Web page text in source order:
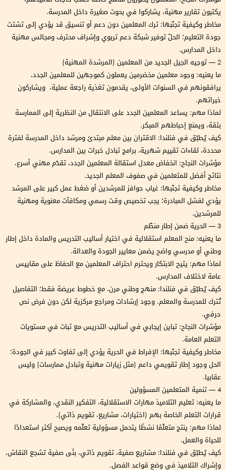
يكتبون تقارير مهنية، يشاركوا في بحوث صغيرة داخل المدرسة.
مخاطر وكيفية تجنّبها: ترك المعلمين دون دعم أو تنسيق قد يؤدي إلى تشتت
جودة التعليم؛ الحلّ توفير شبكة دعم تربوي وإشراف محترف ومجالس مهنية
داخل المدارس.
2 — توجيه الجيل الجديد من المعلمين (المرشدة المهنية)
ما يعنيه: وجود معلمين مخضرمين يعملون كموجهين للمعلمين الجدد،
يرافقونهم في السنوات الأولى، يقدمون تغذية راجعة عملية، ويشاركون
خبراتهم.
لماذا مهم: يساعد المعلمين الجدد على الانتقال من النظرية إلى الممارسة
بثقة، ويمنع إحباطهم المبكر.
كيف يُطبّق في فنلندا: الاقتران بين معلم مبتدئ ومرشد داخل المدرسة لفترة
محددة، لقاءات تقييم شهرية، برامج تبادل خبرات بين المدارس.
مؤشرات النجاح: انخفاض معدل استقالة المعلمين الجدد، تقدّم مهني أسرع،
نتائج أفضل للمتعلمين في صفوف المعلم الجديد.
مخاطر وكيفية تجنّبها: غياب حوافز للمرشدين أو ضغط عمل كبير على المرشد
يؤدي لفشل المبادرة؛ يجب تخصيص وقت رسمي ومكافآت معنوية ومهنية
للمرشدين.
3 — الحرية ضمن إطار منظّم
ما يعنيه: منح المعلم استقلالية في اختيار أساليب التدريس والمادة داخل إطار
وطني أو مدرسي واضح يضمن معايير الجودة والعدالة.
لماذا مهم: يتيح الابتكار ويحترم احتراف المعلمين مع الحفاظ على مقاييس
عامة لاختلاف المدارس.
كيف يُطبّق في فنلندا: منهج وطني مرن، مع خطوط عريضة فقط؛ التفاصيل
تُترك للمدرسة والمعلم. وجود إرشادات ومراجع مركزية لكن دون فرض نص
حرفي.
مؤشرات النجاح: تباين إيجابي في أساليب التدريس مع ثبات في مستويات
التعلم العامة.
مخاطر وكيفية تجنّبها: الإفراط في الحرية يؤدي إلى تفاوت كبير في الجودة؛
الحل وجود إطار تقويمي داعم (مثل زيارات مهنية وتبادل ممارسات) وليس
عقابيا.
4 — تنمية المتعلمين المسؤولين
ما يعنيه: تعليم التلاميذ مهارات الاستقلالية، التفكير النقدي، والمشاركة في
قرارات التعلم الخاصة بهم (اختيارات، مشاريع، تقويم ذاتي).
لماذا مهم: ينتج متعلّمًا نشطًا يتحمل مسؤولية تعلّمه ويصبح أكثر استعدادًا
للحياة والعمل.
كيف يُطبّق في فنلندا: مشاريع صفية، تقويم ذاتي، بنًى صفية تشجع النقاش،
وإشراك التلاميذ في وضع قواعد الفصل.